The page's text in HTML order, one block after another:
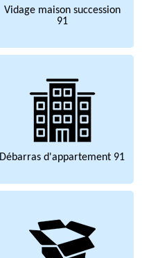
Vidage maison succession
91
Débarras d'appartement 91